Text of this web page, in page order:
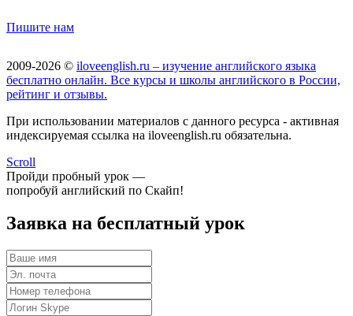
Пишите нам
2009-2026 © iloveenglish.ru – изучение английского языка
бесплатно онлайн. Все курсы и школы английского в России,
рейтинг и отзывы.
При использовании материалов с данного ресурса - активная
индексируемая ссылка на iloveenglish.ru обязательна.
Scroll
Пройди пробный урок —
попробуй английский по Скайп!
Заявка на бесплатный урок